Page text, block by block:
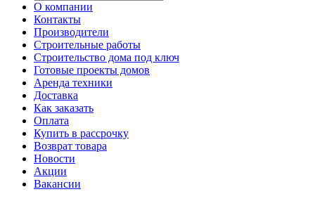
О компании
Контакты
Производители
Строительные работы
Строительство дома под ключ
Готовые проекты домов
Аренда техники
Доставка
Как заказать
Оплата
Купить в рассрочку
Возврат товара
Новости
Акции
Вакансии